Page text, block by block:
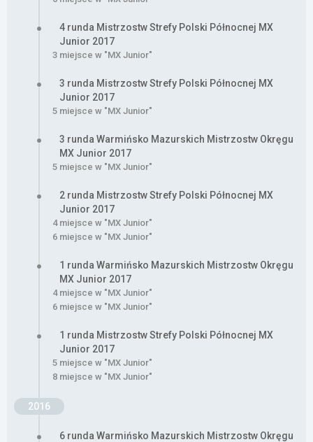
4 runda Mistrzostw Strefy Polski Północnej MX
Junior 2017
3 miejsce w "MX Junior"
3 runda Mistrzostw Strefy Polski Północnej MX
Junior 2017
5 miejsce w "MX Junior"
3 runda Warmińsko Mazurskich Mistrzostw Okręgu
MX Junior 2017
5 miejsce w "MX Junior"
2 runda Mistrzostw Strefy Polski Północnej MX
Junior 2017
4 miejsce w "MX Junior"
6 miejsce w "MX Junior"
1 runda Warmińsko Mazurskich Mistrzostw Okręgu
MX Junior 2017
4 miejsce w "MX Junior"
6 miejsce w "MX Junior"
1 runda Mistrzostw Strefy Polski Północnej MX
Junior 2017
5 miejsce w "MX Junior"
8 miejsce w "MX Junior"
2016
6 runda Warmińsko Mazurskich Mistrzostw Okręgu